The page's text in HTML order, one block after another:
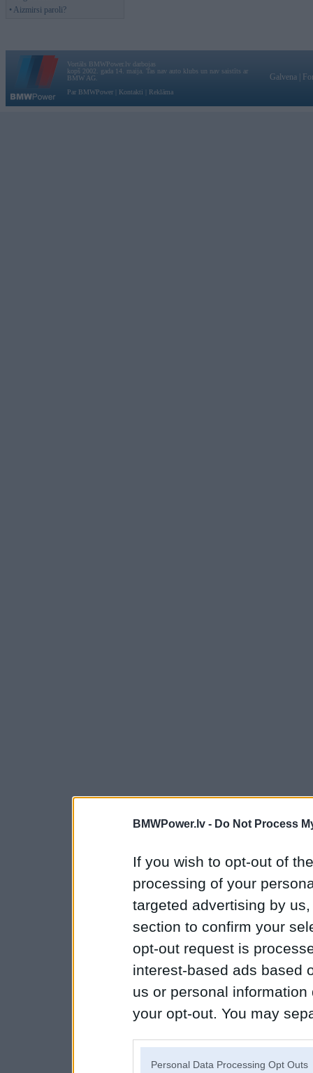
BMWPower.lv - Do Not Process
If you wish to opt-out of
processing of your
targeted advertising by
section to confirm your
opt-out request is
interest-based ads based
us or personal
your opt-out. You may
Personal Data Processing Opt Outs
• Aizmirsi paroli?
Vortāls BMWPower.lv darbojas
kopš 2002. gada 14. maija. Tas nav auto klubs un nav saistīts ar
BMW AG.
Par BMWPower
Kontakti Reklāma
Galvena